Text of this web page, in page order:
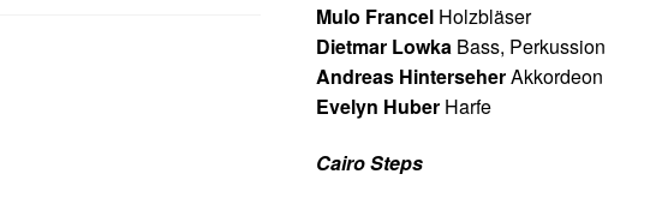
Mulo Francel Holzbläser
Dietmar Lowka Bass, Perkussion
Andreas HinterseherAkkordeon
Evelyn Huber Harfe
Cairo Steps